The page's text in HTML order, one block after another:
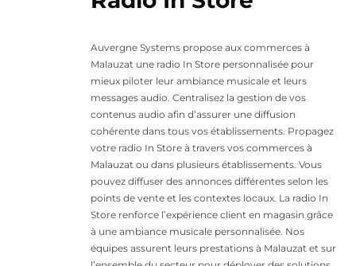
Auvergne Systems propose aux commerces à
Malauzat une radio In Store personnalisée pour
mieux piloter leur ambiance musicale et leurs
messages audio. Centralisez la gestion de vos
contenus audio afin d’assurer une diffusion
cohérente dans tous vos établissements. Propagez
votre radio In Store à travers vos commerces à
Malauzat ou dans plusieurs établissements. Vous
pouvez diffuser des annonces différentes selon les
points de vente et les contextes locaux. La radio In
Store renforce l’expérience client en magasin grâce
à une ambiance musicale personnalisée. Nos
équipes assurent leurs prestations à Malauzat et sur